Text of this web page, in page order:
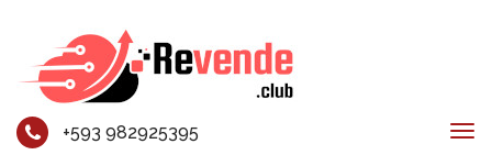
+593 982925395